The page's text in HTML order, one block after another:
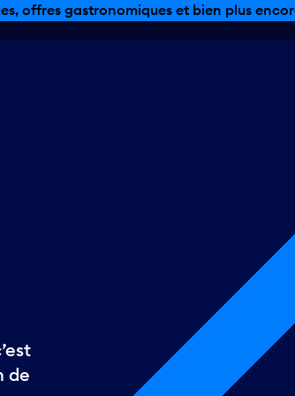
offres gastronomiques et bien plus
de